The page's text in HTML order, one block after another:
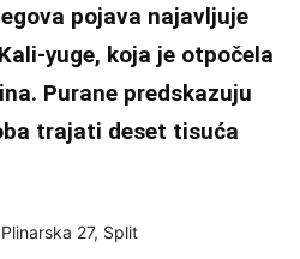
pojava najavljuje
yuge, koja je otpočela
Purane predskazuju
trajati deset tisuća
27, Split